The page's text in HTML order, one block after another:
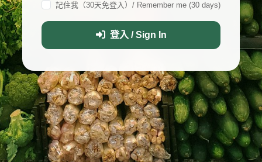
記住我（30天免登入）/ Remember me (30 days)
登入 / Sign In